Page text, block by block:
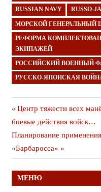
RUSSIAN NAVY RUSSO-
МОРСКОЙ ГЕНЕРАЛЬНЫЙ
РЕФОРМА
ЭКИПАЖЕЙ
РОССИЙСКИЙ ВОЕННЫЙ
РУССКО-ЯПОНСКАЯ
Навигация
по
записям
Предыдущая
публикация
Центр тяжести всех
боевые действия войск…
Следующая
публикация
Планирование
«Барбаросса»
МЕНЮ